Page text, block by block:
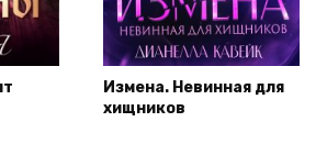
Измена. Невинная для
хищников